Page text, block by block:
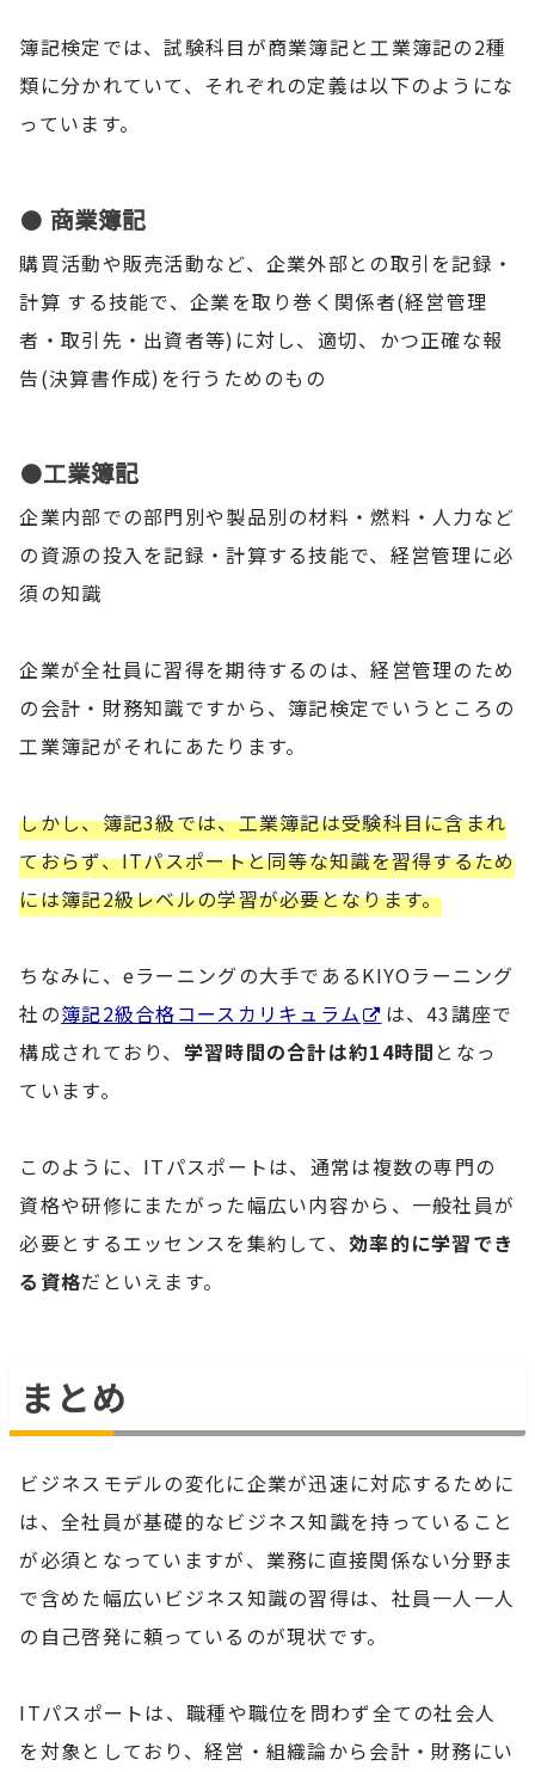
簿記検定では、試験科目が商業簿記と工業簿記の2種
類に分かれていて、それぞれの定義は以下のようにな
っています。
● 商業簿記
購買活動や販売活動など、企業外部との取引を記録・
計算 する技能で、企業を取り巻く関係者(経営管理
者・取引先・出資者等)に対し、適切、かつ正確な報
告(決算書作成)を行うためのもの
●工業簿記
企業内部での部門別や製品別の材料・燃料・人力など
の資源の投入を記録・計算する技能で、経営管理に必
須の知識
企業が全社員に習得を期待するのは、経営管理のため
の会計・財務知識ですから、簿記検定でいうところの
工業簿記がそれにあたります。
しかし、簿記3級では、工業簿記は受験科目に含まれ
ておらず、ITパスポートと同等な知識を習得するため
には簿記2級レベルの学習が必要となります。
ちなみに、eラーニングの大手であるKIYOラーニング
社の簿記2級合格コースカリキュラム
は、43講座で
構成されており、 学習時間の合計は約14時間 となっ
ています。
このように、ITパスポートは、通常は複数の専門の
資格や研修にまたがった幅広い内容から、一般社員が
必要とするエッセンスを集約して、 効率的に学習でき
る資格だといえます。
まとめ
ビジネスモデルの変化に企業が迅速に対応するために
は、全社員が基礎的なビジネス知識を持っていること
が必須となっていますが、業務に直接関係ない分野ま
で含めた幅広いビジネス知識の習得は、社員一人一人
の自己啓発に頼っているのが現状です。
ITパスポートは、職種や職位を問わず全ての社会人
を対象としており、経営・組織論から会計・財務にい